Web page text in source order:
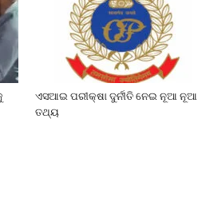
ଏସଆଇ ପରୀକ୍ଷା ଦୁର୍ନୀତି ନେଇ ନୂଆ ନୂଆ
ତଥ୍ୟ